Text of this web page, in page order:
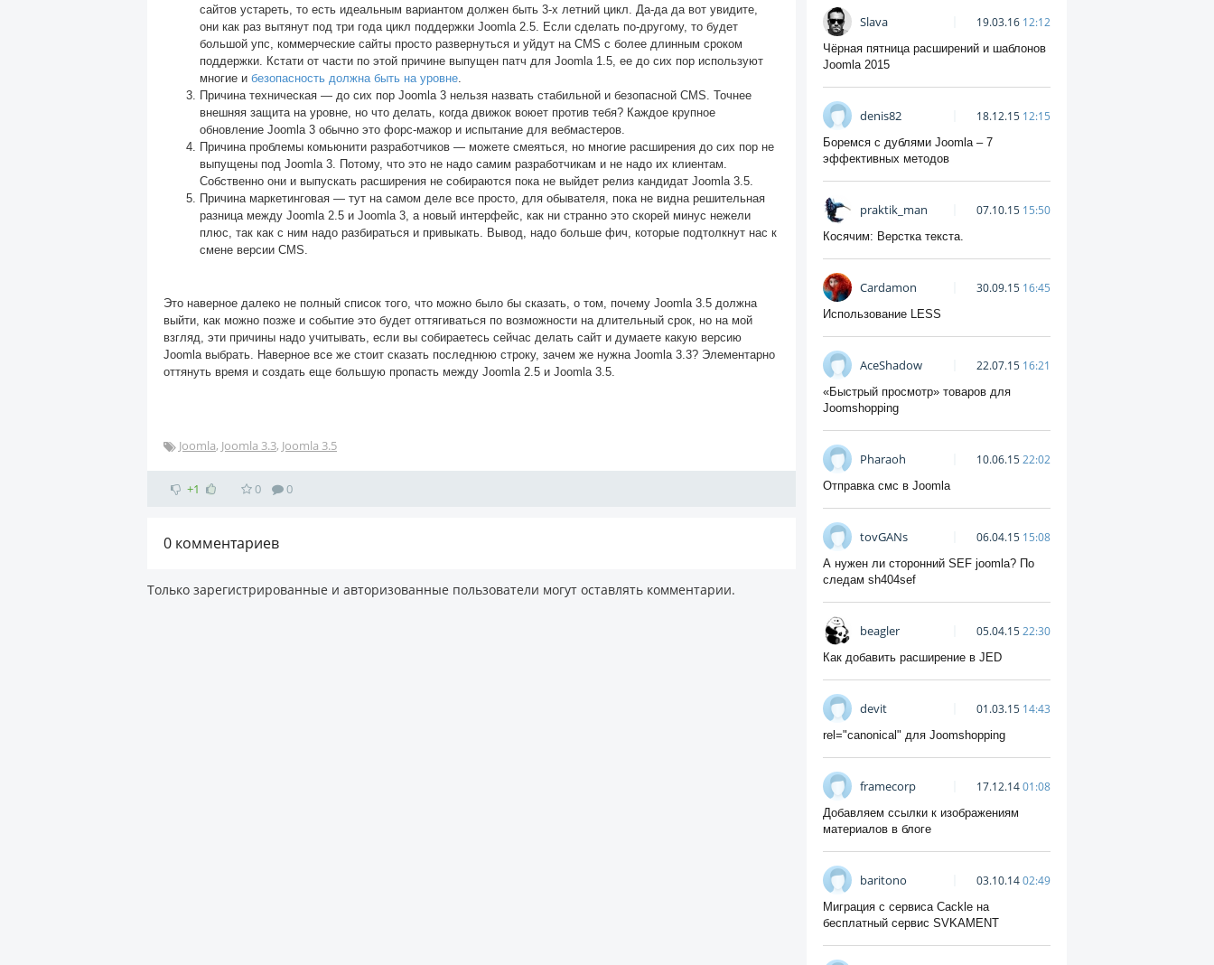
сайтов устареть, то есть идеальным вариантом должен быть 3-х летний цикл. Да-да да вот увидите,
они как раз вытянут под три года цикл поддержки Joomla 2.5. Если сделать по-другому, то будет
большой упс, коммерческие сайты просто развернуться и уйдут на CMS c более длинным сроком
поддержки. Кстати от части по этой причине выпущен патч для Joomla 1.5, ее до сих пор используют
многие и безопасность должна быть на уровне
Причина техническая — до сих пор Joomla 3 нельзя назвать стабильной и безопасной CMS. Точнее
внешняя защита на уровне, но что делать, когда движок воюет против тебя? Каждое крупное
обновление Joomla 3 обычно это форс-мажор и испытание для вебмастеров.
Причина проблемы комьюнити разработчиков — можете смеяться, но многие расширения до сих пор не
выпущены под Joomla 3. Потому, что это не надо самим разработчикам и не надо их клиентам.
Собственно они и выпускать расширения не собираются пока не выйдет релиз кандидат Joomla 3.5.
Причина маркетинговая — тут на самом деле все просто, для обывателя, пока не видна решительная
разница между Joomla 2.5 и Joomla 3, а новый интерфейс, как ни странно это скорей минус нежели
плюс, так как с ним надо разбираться и привыкать. Вывод, надо больше фич, которые подтолкнут нас к
смене версии CMS.
Это наверное далеко не полный список того, что можно было бы сказать, о том, почему Joomla 3.5 должна
выйти, как можно позже и событие это будет оттягиваться по возможности на длительный срок, но на мой
взгляд, эти причины надо учитывать, если вы собираетесь сейчас делать сайт и думаете какую версию
Joomla выбрать. Наверное все же стоит сказать последнюю строку, зачем же нужна Joomla 3.3? Элементарно
оттянуть время и создать еще большую пропасть между Joomla 2.5 и Joomla 3.5.
Joomla, Joomla 3.3, Joomla 3.5
+1 0 0
0 комментариев
Только зарегистрированные и авторизованные пользователи могут оставлять комментарии.
Slava 19.03.16 12:12
Чёрная пятница расширений и шаблонов
Joomla 2015
denis82 18.12.15 12:15
Боремся с дублями Joomla – 7
эффективных методов
praktik_man 07.10.15 15:50
Косячим: Верстка текста.
Cardamon 30.09.15 16:45
Использование LESS
AceShadow 22.07.15 16:21
«Быстрый просмотр» товаров для
Joomshopping
Pharaoh 10.06.1522:02
Отправка смс в Joomla
tovGANs 06.04.15 15:08
А нужен ли сторонний SEF joomla? По
следам sh404sef
beagler 05.04.1522:30
Как добавить расширение в JED
devit 01.03.15 14:43
rel="canonical" для Joomshopping
framecorp 17.12.1401:08
Добавляем ссылки к изображениям
материалов в блоге
baritono 03.10.1402:49
Миграция с сервиса Cackle на
бесплатный сервис SVKAMENT